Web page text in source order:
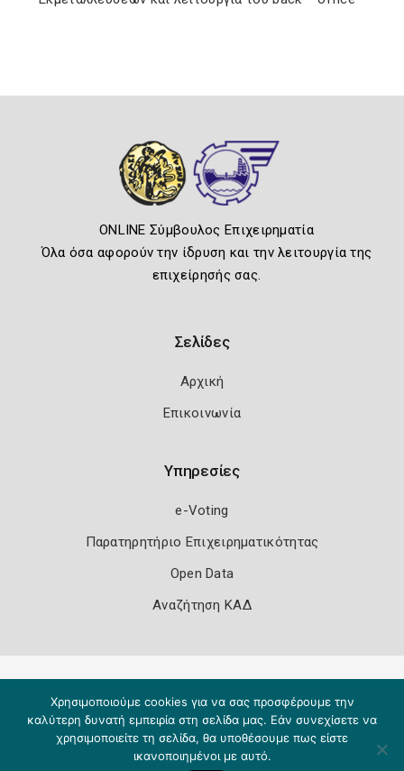
ONLINE Σύμβουλος Επιχειρηματία
Όλα όσα αφορούν την ίδρυση και την λειτουργία της
επιχείρησής σας.
Σελίδες
Αρχική
Επικοινωνία
Υπηρεσίες
e-Voting
Παρατηρητήριο Επιχειρηματικότητας
Open Data
Αναζήτηση ΚΑΔ
Χρησιμοποιούμε cookies για να σας προσφέρουμε την
καλύτερη δυνατή εμπειρία στη σελίδα μας. Εάν συνεχίσετε να
χρησιμοποιείτε τη σελίδα, θα υποθέσουμε πως είστε
ικανοποιημένοι με αυτό.
Copyright 2026 Knowledge A.E.